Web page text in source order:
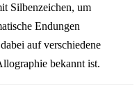
Silbenzeichen, um
Endungen
auf verschiedene
bekannt ist.